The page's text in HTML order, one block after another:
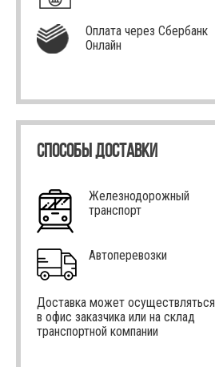
Оплата через Сбербанк
Онлайн
СПОСОБЫ ДОСТАВКИ
Железнодорожный
транспорт
Автоперевозки
Доставка может осуществляться
в офис заказчика или на склад
транспортной компании